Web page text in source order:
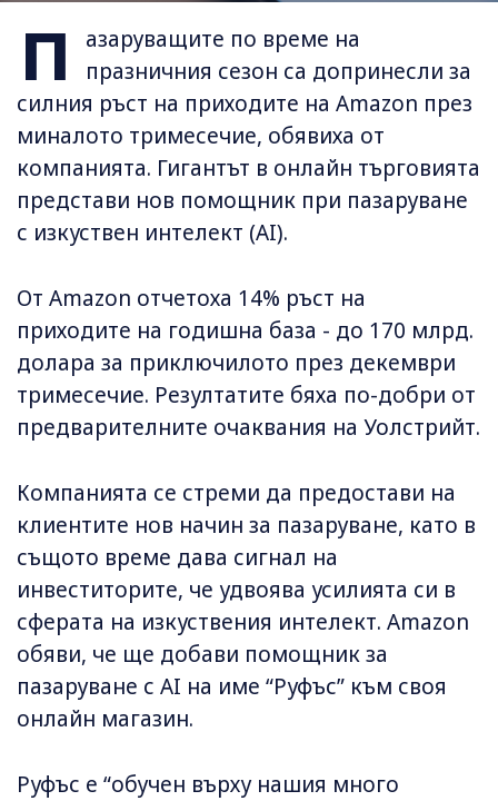
П
азаруващите по време на
празничния сезон са допринесли за
силния ръст на приходите на Amazon през
миналото тримесечие, обявиха от
компанията. Гигантът в онлайн търговията
представи нов помощник при пазаруванe
с изкуствен интелект (AI).
От Amazon отчетоха 14% ръст на
приходите на годишна база - до 170 млрд.
долара за приключилото през декември
тримесечие. Резултатите бяха по-добри от
предварителните очаквания на Уолстрийт.
Компанията се стреми да предостави на
клиентите нов начин за пазаруване, като в
същото време дава сигнал на
инвеститорите, че удвоява усилията си в
сферата на изкуствения интелект. Amazon
обяви, че ще добави помощник за
пазаруване с AI на име “Руфъс” към своя
онлайн магазин.
Руфъс е “обучен върху нашия много